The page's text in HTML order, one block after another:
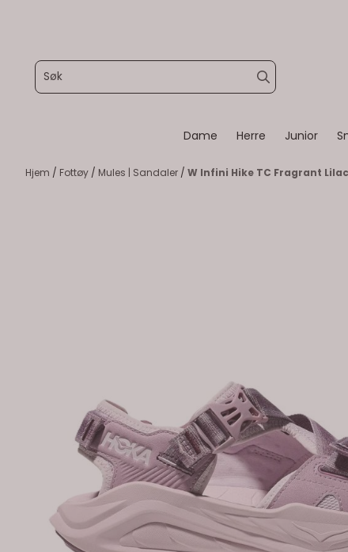
Dame Herre Junior
Hjem / Fottøy / Mules | Sandaler / W Infini Hike TC Fragrant